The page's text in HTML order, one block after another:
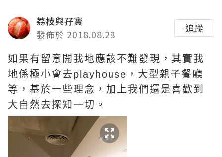
荔枝與孖寶
發佈於 2018.08.28
追蹤
如果有留意開我地應該不難發現，其實我
地係極小會去playhouse，大型親子餐廳
等，基於一些理念，加上我們還是喜歡到
大自然去探知一切。